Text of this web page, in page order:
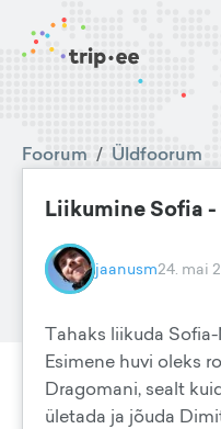
Foorum / Üldfoorum
Liikumine Sofia
jaanusm24. mai
Tahaks liikuda
Esimene huvi oleks
Dragomani, sealt
ületada ja jõuda